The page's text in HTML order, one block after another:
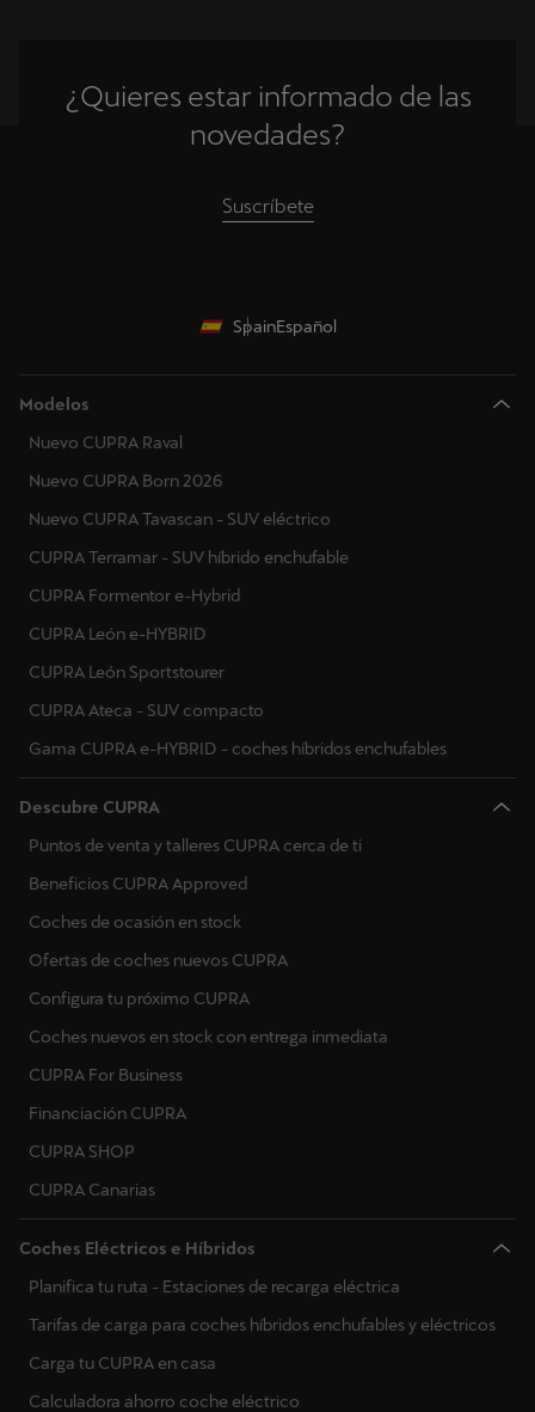
¿Quieres estar informado de las
novedades?
Suscríbete
SpainEspañol
Modelos
Nuevo CUPRA Raval
Nuevo CUPRA Born 2026
Nuevo CUPRA Tavascan - SUV eléctrico
CUPRA Terramar - SUV híbrido enchufable
CUPRA Formentor e-Hybrid
CUPRA León e-HYBRID
CUPRA León Sportstourer
CUPRA Ateca - SUV compacto
Gama CUPRA e-HYBRID - coches híbridos enchufables
Descubre CUPRA
Puntos de venta y talleres CUPRA cerca de ti
Beneficios CUPRA Approved
Coches de ocasión en stock
Ofertas de coches nuevos CUPRA
Configura tu próximo CUPRA
Coches nuevos en stock con entrega inmediata
CUPRA For Business
Financiación CUPRA
CUPRA SHOP
CUPRA Canarias
Coches Eléctricos e Híbridos
Planifica tu ruta - Estaciones de recarga eléctrica
Tarifas de carga para coches híbridos enchufables y eléctricos
Carga tu CUPRA en casa
Calculadora ahorro coche eléctrico